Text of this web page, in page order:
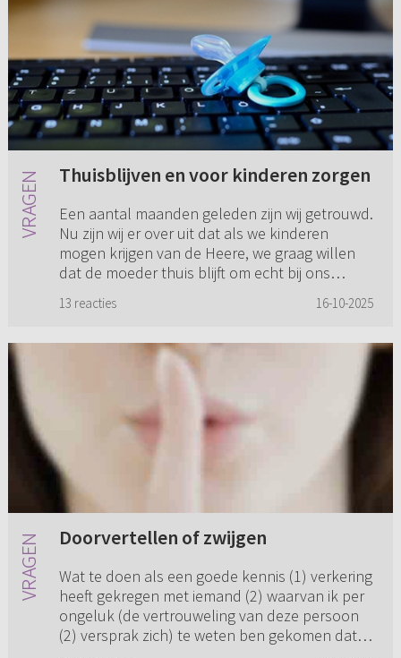
Thuisblijven en voor kinderen zorgen
Een aantal maanden geleden zijn wij getrouwd.
Nu zijn wij er over uit dat als we kinderen
mogen krijgen van de Heere, we graag willen
dat de moeder thuis blijft om echt bij ons
13 reacties 16-10-2025
Doorvertellen of zwijgen
Wat te doen als een goede kennis (1) verkering
heeft gekregen met iemand (2) waarvan ik per
ongeluk (de vertrouweling van deze persoon
(2) versprak zich) te weten ben gekomen dat